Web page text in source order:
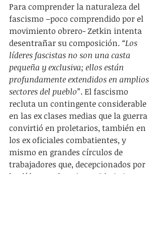
Para comprender la naturaleza del
fascismo –poco comprendido por el
movimiento obrero- Zetkin intenta
desentrañar su composición. “Los
líderes fascistas no son una casta
pequeña y exclusiva; ellos están
profundamente extendidos en amplios
sectores del pueblo”. El fascismo
recluta un contingente considerable
en las ex clases medias que la guerra
convirtió en proletarios, también en
los ex oficiales combatientes, y
mismo en grandes círculos de
trabajadores que, decepcionados por
los líderes reformistas, “desistieron